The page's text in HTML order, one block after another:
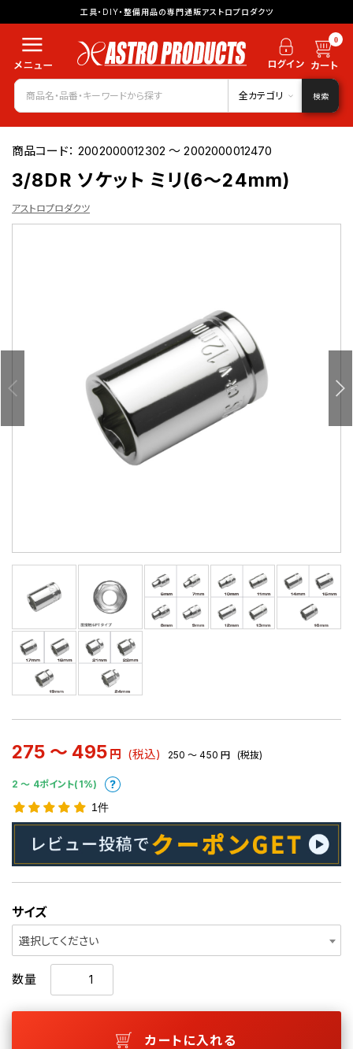
工具・DIY・整備用品の専門通販アストロプロダクツ
0
全カテゴリ 検索
商品コード：2002000012302 ～ 2002000012470
3/8DR ソケット ミリ(6～24mm)
アストロプロダクツ
275 ～ 495 円 (税込) 250 ～ 450 円 (税抜)
2 〜 4ポイント(1%)
1件
サイズ
選択してください
数量
カートに入れる